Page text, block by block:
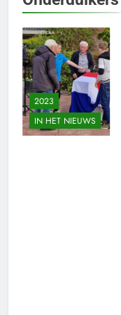
2023
IN HET NIEUWS